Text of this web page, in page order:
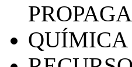
QUÍMICA